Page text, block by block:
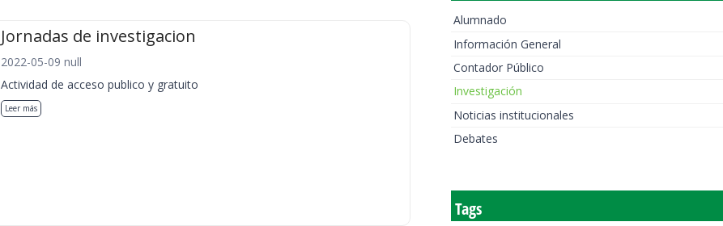
Jornadas de investigacion
2022-05-09 null
Actividad de acceso publico y gratuito
Leer más
Alumnado
Información General
Contador Público
Investigación
Noticias institucionales
Debates
Tags